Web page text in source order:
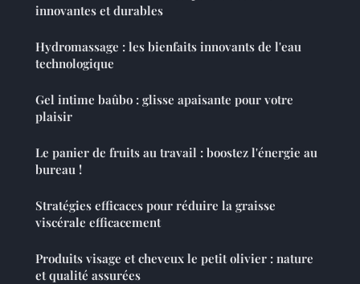
innovantes et durables
Hydromassage : les bienfaits innovants de l'eau
technologique
Gel intime baûbo : glisse apaisante pour votre
plaisir
Le panier de fruits au travail : boostez l'énergie au
bureau !
Stratégies efficaces pour réduire la graisse
viscérale efficacement
Produits visage et cheveux le petit olivier : nature
et qualité assurées